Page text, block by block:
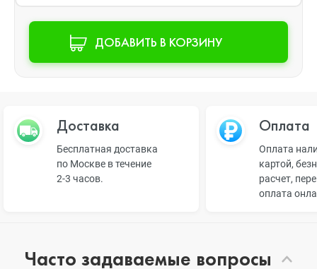
ДОБАВИТЬ В КОРЗИНУ
Доставка
Бесплатная доставка
по Москве в течение
2-3 часов.
Оплата
Оплата
картой,
расчет,
оплата
Часто задаваемые вопросы